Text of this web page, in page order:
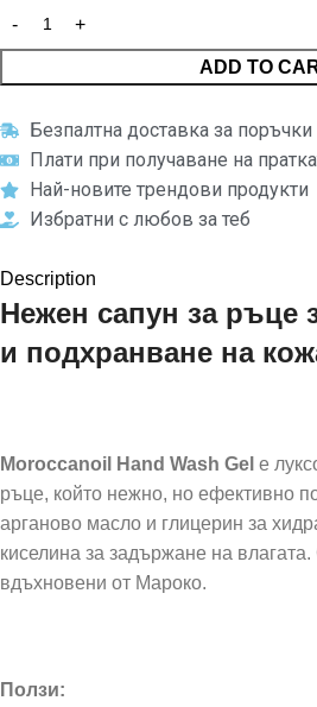
ADD TO
Безпалтна доставка за поръчки
Плати при получаване на
Най-новите трендови продукти
Избратни с любов за теб
Description
Нежен сапун за ръце
и подхранване на
Moroccanoil Hand Wash Gel е
ръце, който нежно, но ефективно
арганово масло и глицерин за
киселина за задържане на
вдъхновени от Мароко.
Ползи: